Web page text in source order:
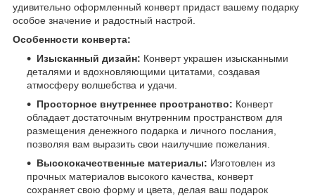
удивительно оформленный конверт придаст вашему подарку
особое значение и радостный настрой.
Особенности конверта:
Изысканный дизайн: Конверт украшен изысканными
деталями и вдохновляющими цитатами, создавая
атмосферу волшебства и удачи.
Просторное внутреннее пространство: Конверт
обладает достаточным внутренним пространством для
размещения денежного подарка и личного послания,
позволяя вам выразить свои наилучшие пожелания.
Высококачественные материалы: Изготовлен из
прочных материалов высокого качества, конверт
сохраняет свою форму и цвета, делая ваш подарок